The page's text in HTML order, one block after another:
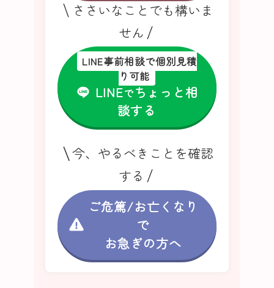
ささいなことでも構いま
せん
LINE事前相談で個別見積
り可能
LINEでちょっと相
談する
今、やるべきことを確認
する
ご危篤/お亡くなり
で
お急ぎの方へ